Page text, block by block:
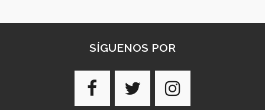
SÍGUENOS POR